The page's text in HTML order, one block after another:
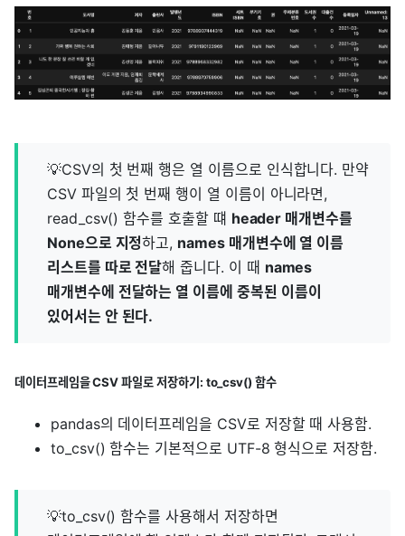
💡CSV의 첫 번째 행은 열 이름으로 인식합니다. 만약
CSV 파일의 첫 번째 행이 열 이름이 아니라면,
read_csv() 함수를 호출할 떄 header 매개변수를
None으로 지정하고, names 매개변수에 열 이름
리스트를 따로 전달해 줍니다. 이 때 names
매개변수에 전달하는 열 이름에 중복된 이름이
있어서는 안 된다.
데이터프레임을 CSV 파일로 저장하기: to_csv() 함수
pandas의 데이터프레임을 CSV로 저장할 때 사용함.
to_csv() 함수는 기본적으로 UTF-8 형식으로 저장함.
💡to_csv() 함수를 사용해서 저장하면